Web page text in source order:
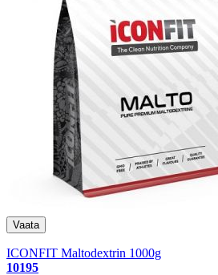
ICONFIT Maltodextrin 1000g
10195